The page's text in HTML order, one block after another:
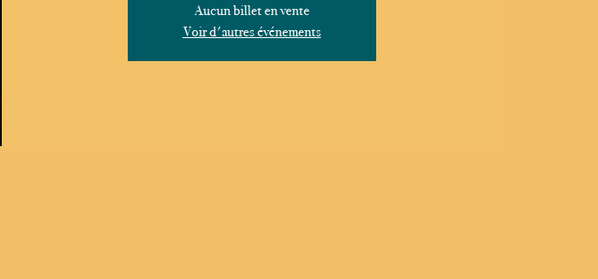
Aucun billet en vente
Voir d'autres événements